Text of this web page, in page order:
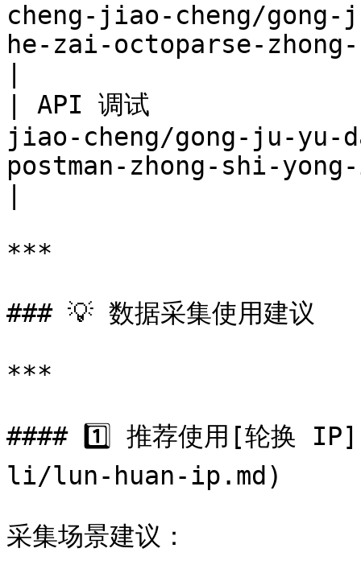
cheng-jiao-cheng/
he-zai-octoparse-
| API 调试
jiao-cheng/gong-ju-
postman-zhong-shi-
***
### 💡 数据采集使用建议
***
#### 1️⃣ 推荐使用[轮换
li/lun-huan-ip.md)
采集场景建议：